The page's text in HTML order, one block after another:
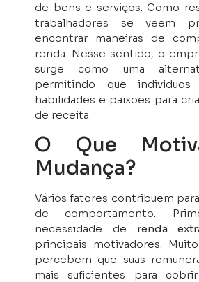
de bens e serviços. Como
trabalhadores se veem
encontrar maneiras de
renda. Nesse sentido, o
surge como uma
permitindo que indivíduos
habilidades e paixões para
de receita.
O Que
Mudança?
Vários fatores contribuem
de comportamento.
necessidade de renda
principais motivadores.
percebem que suas
mais suficientes para